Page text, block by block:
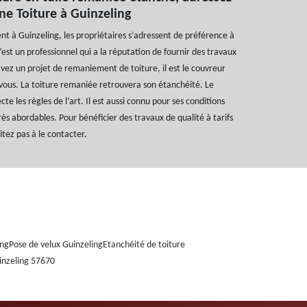
Toiture à Guinzeling
à Guinzeling, les propriétaires s’adressent de préférence à
un professionnel qui a la réputation de fournir des travaux
un projet de remaniement de toiture, il est le couvreur
La toiture remaniée retrouvera son étanchéité. Le
les règles de l’art. Il est aussi connu pour ses conditions
abordables. Pour bénéficier des travaux de qualité à tarifs
pas à le contacter.
Pose de velux GuinzelingEtanchéité de toiture
57670